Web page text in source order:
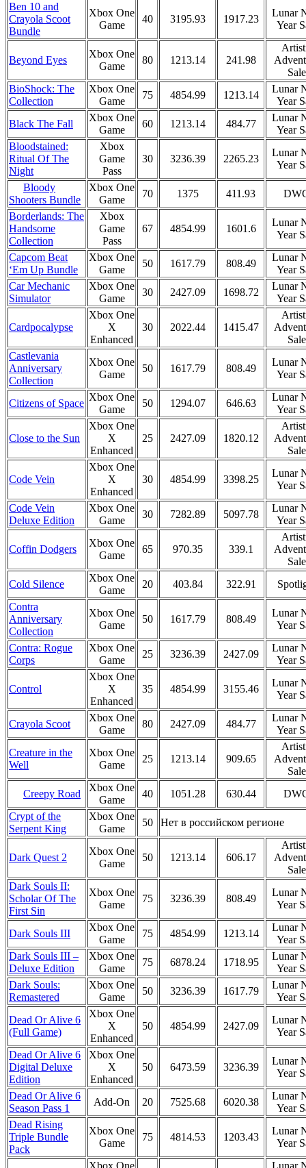
Ben 10 and
Crayola Scoot
Bundle
Xbox One
Game
40 3195.93 1917.23
Lunar
Year
Beyond Eyes
Xbox One
Game
80 1213.14 241.98
Sale
BioShock: The
Collection
Xbox One
Game
75 4854.99 1213.14
Lunar
Year
Black The Fall
Xbox One
Game
60 1213.14 484.77
Lunar
Year
Bloodstained:
Ritual Of The
Night
Xbox
Game
Pass
30 3236.39 2265.23
Lunar
Year
Bloody
Shooters Bundle
Xbox One
Game
70 1375 411.93
Borderlands: The
Handsome
Collection
Xbox
Game
Pass
67 4854.99 1601.6
Lunar
Year
Capcom Beat
‘Em Up Bundle
Xbox One
Game
50 1617.79 808.49
Lunar
Year
Car Mechanic
Simulator
Xbox One
Game
30 2427.09 1698.72
Lunar
Year
Cardpocalypse
Xbox One
X
Enhanced
30 2022.44 1415.47
Sale
Castlevania
Anniversary
Collection
Xbox One
Game
50 1617.79 808.49
Lunar
Year
Citizens of Space
Xbox One
Game
50 1294.07 646.63
Lunar
Year
Close to the Sun
Xbox One
X
Enhanced
25 2427.09 1820.12
Sale
Code Vein
Xbox One
X
Enhanced
30 4854.99 3398.25
Lunar
Year
Code Vein
Deluxe Edition
Xbox One
Game
30 7282.89 5097.78
Lunar
Year
Coffin Dodgers
Xbox One
Game
65 970.35 339.1
Sale
Cold Silence
Xbox One
Game
20 403.84 322.91
Contra
Anniversary
Collection
Xbox One
Game
50 1617.79 808.49
Lunar
Year
Contra: Rogue
Corps
Xbox One
Game
25 3236.39 2427.09
Lunar
Year
Control
Xbox One
X
Enhanced
35 4854.99 3155.46
Lunar
Year
Crayola Scoot
Xbox One
Game
80 2427.09 484.77
Lunar
Year
Creature in the
Well
Xbox One
Game
25 1213.14 909.65
Sale
Creepy Road
Xbox One
Game
40 1051.28 630.44
Crypt of the
Serpent King
Xbox One
Game
50 Нет в российском регионе
Dark Quest 2
Xbox One
Game
50 1213.14 606.17
Sale
Dark Souls II:
Scholar Of The
First Sin
Xbox One
Game
75 3236.39 808.49
Lunar
Year
Dark Souls III
Xbox One
Game
75 4854.99 1213.14
Lunar
Year
Dark Souls III –
Deluxe Edition
Xbox One
Game
75 6878.24 1718.95
Lunar
Year
Dark Souls:
Remastered
Xbox One
Game
50 3236.39 1617.79
Lunar
Year
Dead Or Alive 6
(Full Game)
Xbox One
X
Enhanced
50 4854.99 2427.09
Lunar
Year
Dead Or Alive 6
Digital Deluxe
Edition
Xbox One
X
Enhanced
50 6473.59 3236.39
Lunar
Year
Dead Or Alive 6
Season Pass 1
Add-On 20 7525.68 6020.38
Lunar
Year
Dead Rising
Triple Bundle
Pack
Xbox One
Game
75 4814.53 1203.43
Lunar
Year